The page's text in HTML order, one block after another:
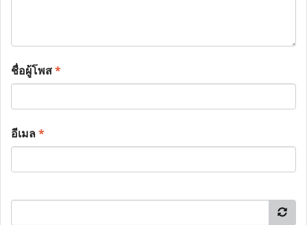
ชื่อผู้โพส*
อีเมล*